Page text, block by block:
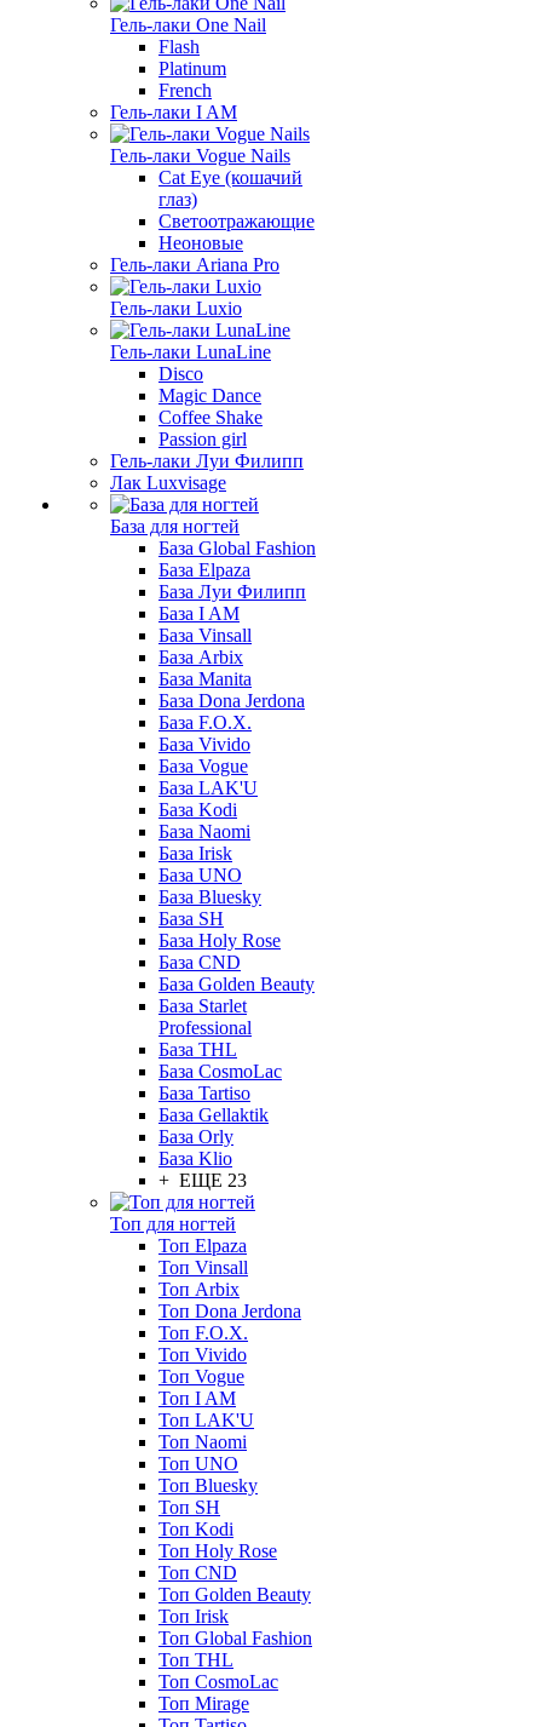
Гель-лаки One Nail
Flash
Platinum
French
Гель-лаки I AM
Гель-лаки Vogue Nails
Cat Eye (кошачий
глаз)
Светоотражающие
Неоновые
Гель-лаки Ariana Pro
Гель-лаки Luxio
Гель-лаки LunaLine
Disco
Magic Dance
Coffee Shake
Passion girl
Гель-лаки Луи Филипп
Лак Luxvisage
База для ногтей
База Global Fashion
База Elpaza
База Луи Филипп
База I AM
База Vinsall
База Arbix
База Manita
База Dona Jerdona
База F.O.X.
База Vivido
База Vogue
База LAK'U
База Kodi
База Naomi
База Irisk
База UNO
База Bluesky
База SH
База Holy Rose
База CND
База Golden Beauty
База Starlet
Professional
База THL
База CosmoLac
База Tartiso
База Gellaktik
База Orly
База Klio
+ ЕЩЕ 23
Топ для ногтей
Топ Elpaza
Топ Vinsall
Топ Arbix
Топ Dona Jerdona
Топ F.O.X.
Топ Vivido
Топ Vogue
Топ I AM
Топ LAK'U
Топ Naomi
Топ UNO
Топ Bluesky
Топ SH
Топ Kodi
Топ Holy Rose
Топ CND
Топ Golden Beauty
Топ Irisk
Топ Global Fashion
Топ THL
Топ CosmoLac
Топ Mirage